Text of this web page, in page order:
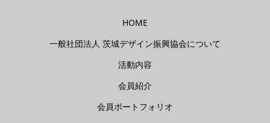
HOME
一般社団法人 茨城デザイン振興協会について
活動内容
会員紹介
会員ポートフォリオ